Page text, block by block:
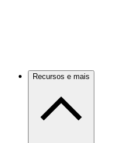
Recursos e mais